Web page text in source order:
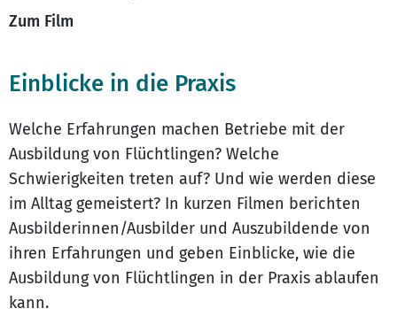
Zum Film
Einblicke in die Praxis
Welche Erfahrungen machen Betriebe mit der
Ausbildung von Flüchtlingen? Welche
Schwierigkeiten treten auf? Und wie werden diese
im Alltag gemeistert? In kurzen Filmen berichten
Ausbilderinnen/Ausbilder und Auszubildende von
ihren Erfahrungen und geben Einblicke, wie die
Ausbildung von Flüchtlingen in der Praxis ablaufen
kann.